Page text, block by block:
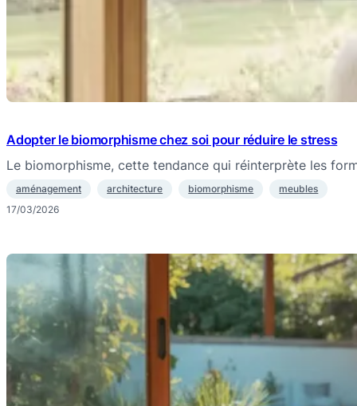
Adopter le biomorphisme chez soi pour réduire le stress
Le biomorphisme, cette tendance qui réinterprète les
aménagement architecture biomorphisme
meubles
17/03/2026